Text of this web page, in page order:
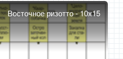
Восточное ризотто - 10x15